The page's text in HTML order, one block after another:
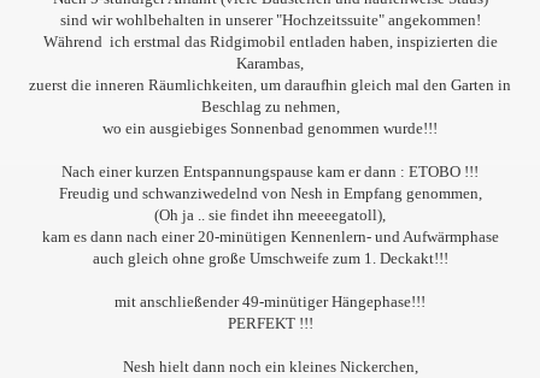
sind wir wohlbehalten in unserer "Hochzeitssuite" angekommen!
Während ich erstmal das Ridgimobil entladen haben, inspizierten die
Karambas,
zuerst die inneren Räumlichkeiten, um daraufhin gleich mal den Garten in
Beschlag zu nehmen,
wo ein ausgiebiges Sonnenbad genommen wurde!!!
Nach einer kurzen Entspannungspause kam er dann : ETOBO !!!
Freudig und schwanziwedelnd von Nesh in Empfang genommen,
(Oh ja .. sie findet ihn meeeegatoll),
kam es dann nach einer 20-minütigen Kennenlern- und Aufwärmphase
auch gleich ohne große Umschweife zum 1. Deckakt!!!
mit anschließender 49-minütiger Hängephase!!!
PERFEKT !!!
Nesh hielt dann noch ein kleines Nickerchen,